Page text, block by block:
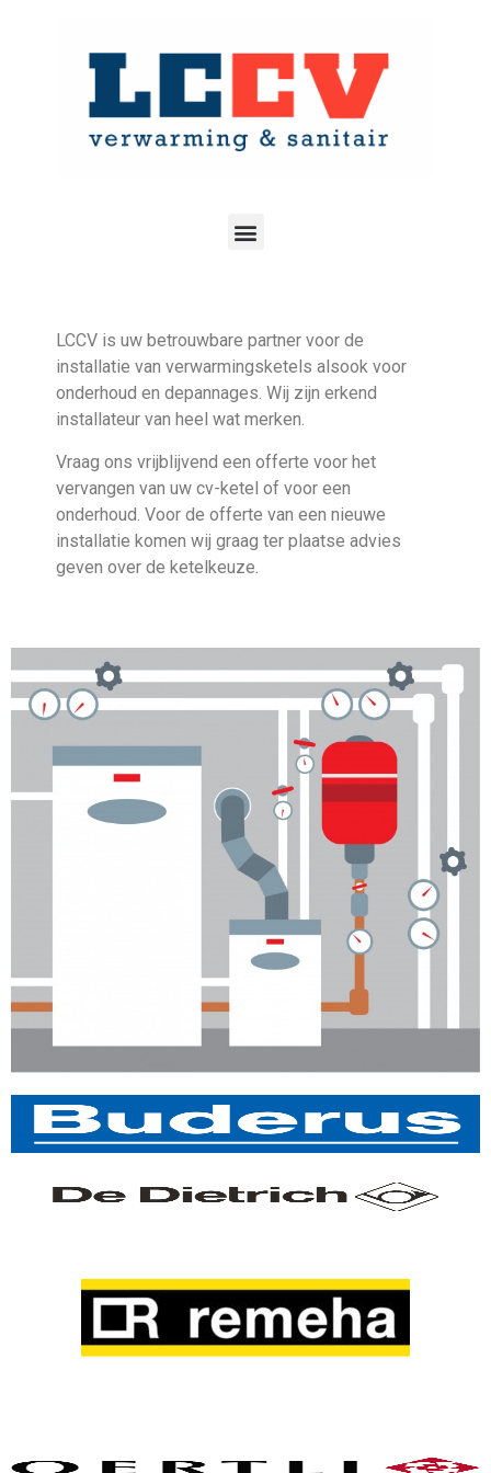
LCCV is uw betrouwbare partner voor de
installatie van verwarmingsketels alsook voor
onderhoud en depannages. Wij zijn erkend
installateur van heel wat merken.
Vraag ons vrijblijvend een offerte voor het
vervangen van uw cv-ketel of voor een
onderhoud. Voor de offerte van een nieuwe
installatie komen wij graag ter plaatse advies
geven over de ketelkeuze.